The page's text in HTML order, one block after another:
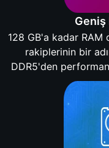
Geniş
128 GB'a kadar
rakiplerinin bir
DDR5'den